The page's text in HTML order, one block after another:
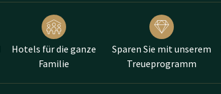
Hotels für die ganze
Familie
Sparen Sie mit unserem
Treueprogramm